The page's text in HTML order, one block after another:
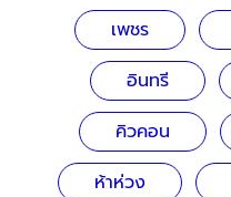
เพชร
อินทรี
คิวคอน
ห้าห่วง